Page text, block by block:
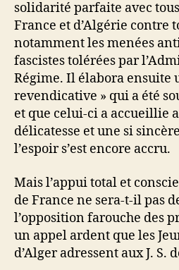
solidarité parfaite avec
France et d’Algérie contre
notamment les menées
fascistes tolérées par
Régime. Il élabora ensuite
revendicative » qui a été
et que celui-ci a accueillie
délicatesse et une si
l’espoir s’est encore accru.
Mais l’appui total et
de France ne sera-t-il pas
l’opposition farouche des
un appel ardent que les
d’Alger adressent aux J. S.